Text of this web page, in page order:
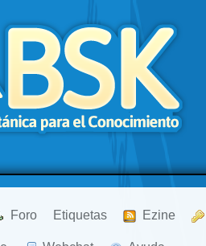
Foro Etiquetas Ezine